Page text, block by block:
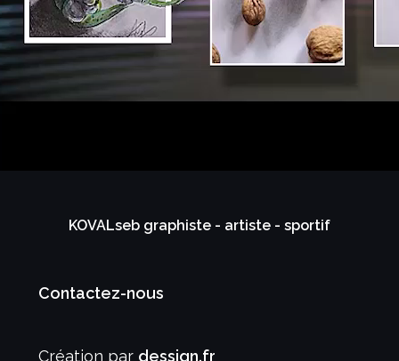
KOVALseb graphiste - artiste - sportif
Contactez-nous
Création par dessign.fr